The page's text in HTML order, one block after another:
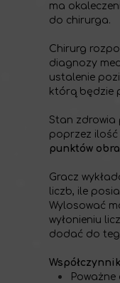
ma
do chirurga.
Chirurg
diagnozy
ustalenie
którą będzie
Stan zdrowia
poprzez
punktów
Gracz
liczb, ile
Wylosować
wyłonieniu
dodać do
Poważne